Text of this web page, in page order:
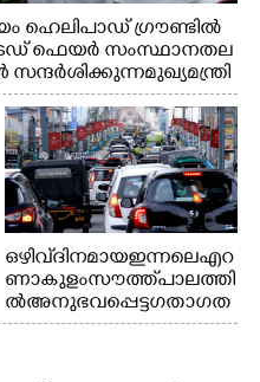
ഹെലിപാഡ് ഗ്രൗണ്ടിൽ
ഫെയർ സംസ്ഥാനതല
സന്ദർശിക്കുന്ന മുഖ്യമന്ത്രി
ജേക്കബ് സമീപം
ഒഴിവ് ദിനമായ ഇന്നലെ എറ
ണാകുളം സൗത്ത് പാലത്തി
ൽ അനുഭവപ്പെട്ട ഗതാഗത
ക്കുരുക്ക്